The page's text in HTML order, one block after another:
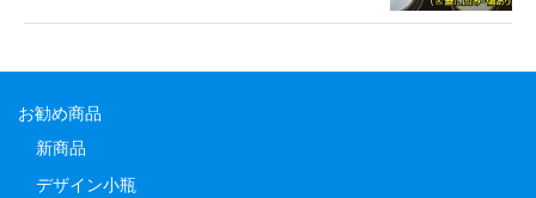
お勧め商品
新商品
デザイン小瓶